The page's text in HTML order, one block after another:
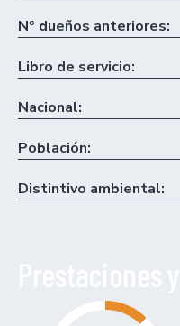
Nº dueños anteriores:
Libro de servicio:
Nacional:
Población:
Distintivo ambiental: